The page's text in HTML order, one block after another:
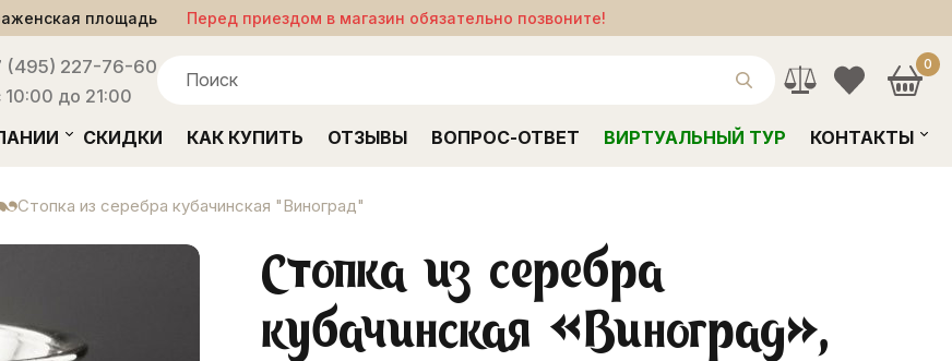
площадь Перед приездом в магазин обязательно позвоните!
(495) 227-76-60
10:00 до 21:00
0
СКИДКИ КАК КУПИТЬ ОТЗЫВЫ ВОПРОС-ОТВЕТ ВИРТУАЛЬНЫЙ ТУР КОНТАКТЫ
Стопка из серебра кубачинская "Виноград"
Стопка из серебра
кубачинская «Виноград»,